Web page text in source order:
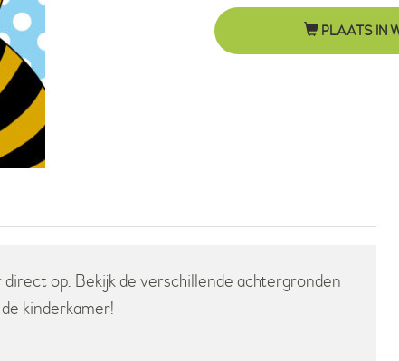
blauwe
stippenPLAATS IN
op. Bekijk de verschillende achtergronden
kinderkamer!